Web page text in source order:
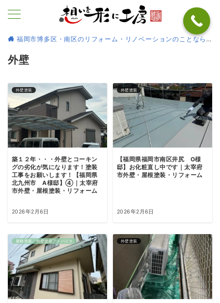
福岡市博多区・南区のリフォーム・リノベーションのことなら
外壁
外壁塗装
築１２年・・・外壁とコーキン
グの劣化が気になります！塗装
工事をお願いします！【福岡県
北九州市 A様邸】④｜太宰府
市外壁・屋根塗装・リフォーム
2026年2月6日
外壁塗装
【福岡県福岡市南区井尻 O様
邸】お化粧直し中です｜太宰府
市外壁・屋根塗装・リフォーム
2026年2月6日
屋根塗装、外壁塗装アドバイス 外壁塗装